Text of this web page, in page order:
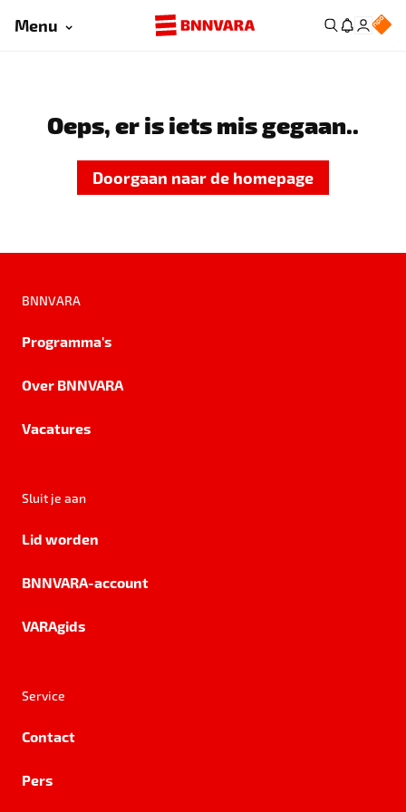
Menu
Oeps, er is iets mis gegaan..
Doorgaan naar de homepage
BNNVARA
Programma's
Over BNNVARA
Vacatures
Sluit je aan
Lid worden
BNNVARA-account
VARAgids
Service
Contact
Pers